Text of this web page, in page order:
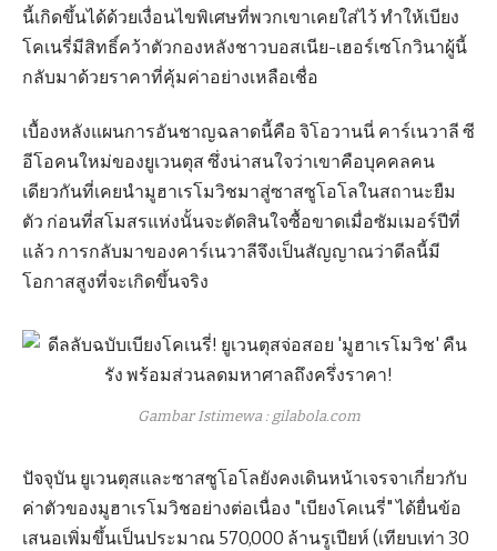
นี้เกิดขึ้นได้ด้วยเงื่อนไขพิเศษที่พวกเขาเคยใส่ไว้ ทำให้เบียง
โคเนรี่มีสิทธิ์คว้าตัวกองหลังชาวบอสเนีย-เฮอร์เซโกวินาผู้นี้
กลับมาด้วยราคาที่คุ้มค่าอย่างเหลือเชื่อ
เบื้องหลังแผนการอันชาญฉลาดนี้คือ จิโอวานนี่ คาร์เนวาลี ซี
อีโอคนใหม่ของยูเวนตุส ซึ่งน่าสนใจว่าเขาคือบุคคลคน
เดียวกันที่เคยนำมูฮาเรโมวิชมาสู่ซาสซูโอโลในสถานะยืม
ตัว ก่อนที่สโมสรแห่งนั้นจะตัดสินใจซื้อขาดเมื่อซัมเมอร์ปีที่
แล้ว การกลับมาของคาร์เนวาลีจึงเป็นสัญญาณว่าดีลนี้มี
โอกาสสูงที่จะเกิดขึ้นจริง
Gambar Istimewa : gilabola.com
ปัจจุบัน ยูเวนตุสและซาสซูโอโลยังคงเดินหน้าเจรจาเกี่ยวกับ
ค่าตัวของมูฮาเรโมวิชอย่างต่อเนื่อง "เบียงโคเนรี่" ได้ยื่นข้อ
เสนอเพิ่มขึ้นเป็นประมาณ 570,000 ล้านรูเปียห์ (เทียบเท่า 30